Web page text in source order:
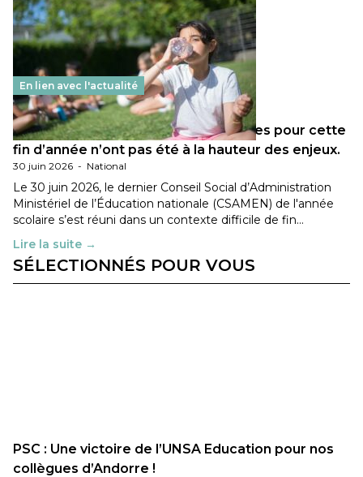
En lien avec l'actualité
Les décisions ministérielles attendues pour cette
fin d’année n’ont pas été à la hauteur des enjeux.
30 juin 2026 - National
Le 30 juin 2026, le dernier Conseil Social d’Administration
Ministériel de l’Éducation nationale (CSAMEN) de l'année
scolaire s’est réuni dans un contexte difficile de fin…
Lire la suite →
SÉLECTIONNÉS POUR VOUS
PSC : Une victoire de l’UNSA Education pour nos
collègues d’Andorre !